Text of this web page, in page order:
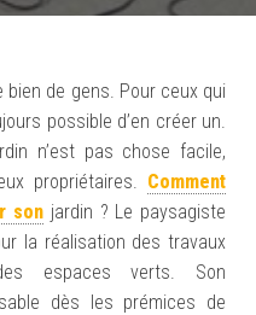
de gens. Pour ceux qui
possible d’en créer un.
n’est pas chose facile,
propriétaires. Comment
son jardin ? Le paysagiste
la réalisation des travaux
des espaces verts. Son
dès les prémices de